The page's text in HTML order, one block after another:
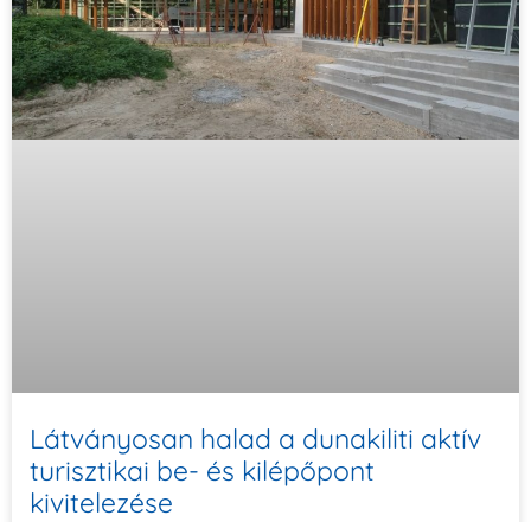
Látványosan halad a dunakiliti aktív
turisztikai be- és kilépőpont
kivitelezése